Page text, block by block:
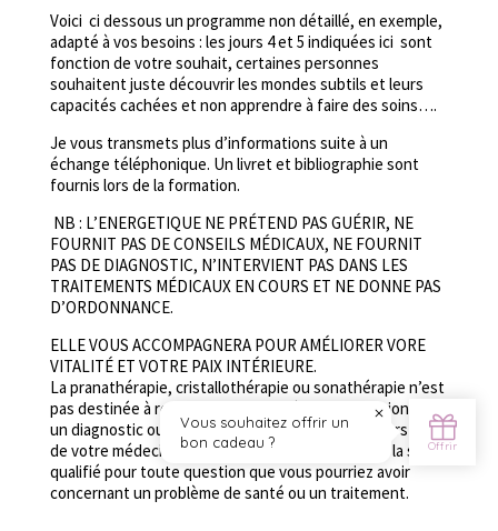
Voici ci dessous un programme non détaillé, en exemple,
adapté à vos besoins : les jours 4 et 5 indiquées ici sont
fonction de votre souhait, certaines personnes
souhaitent juste découvrir les mondes subtils et leurs
capacités cachées et non apprendre à faire des soins….
Je vous transmets plus d’informations suite à un
échange téléphonique. Un livret et bibliographie sont
fournis lors de la formation.
NB : L’ENERGETIQUE NE PRÉTEND PAS GUÉRIR, NE
FOURNIT PAS DE CONSEILS MÉDICAUX, NE FOURNIT
PAS DE DIAGNOSTIC, N’INTERVIENT PAS DANS LES
TRAITEMENTS MÉDICAUX EN COURS ET NE DONNE PAS
D’ORDONNANCE.
ELLE VOUS ACCOMPAGNERA POUR AMÉLIORER VORE
VITALITÉ ET VOTRE PAIX INTÉRIEURE.
La pranathérapie, cristallothérapie ou sonathérapie n’est
pas destinée à remplacer un avis médical professionnel,
un diagnostic ou un traitement. Demandez toujours l’avis
de votre médecin ou d’un autre professionnel de la santé
qualifié pour toute question que vous pourriez avoir
concernant un problème de santé ou un traitement.